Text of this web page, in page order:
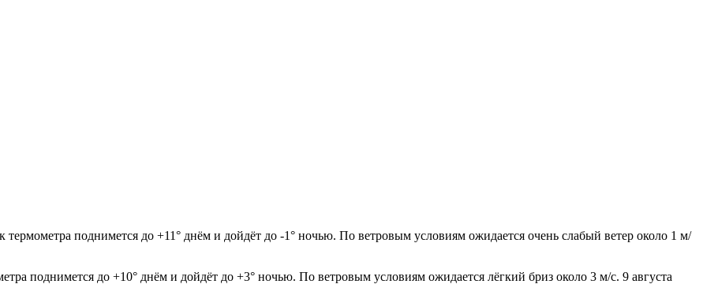
термометра поднимется до +11° днём и дойдёт до -1° ночью. По ветровым условиям ожидается очень слабый ветер около 1 м/
поднимется до +10° днём и дойдёт до +3° ночью. По ветровым условиям ожидается лёгкий бриз около 3 м/с. 9 августа